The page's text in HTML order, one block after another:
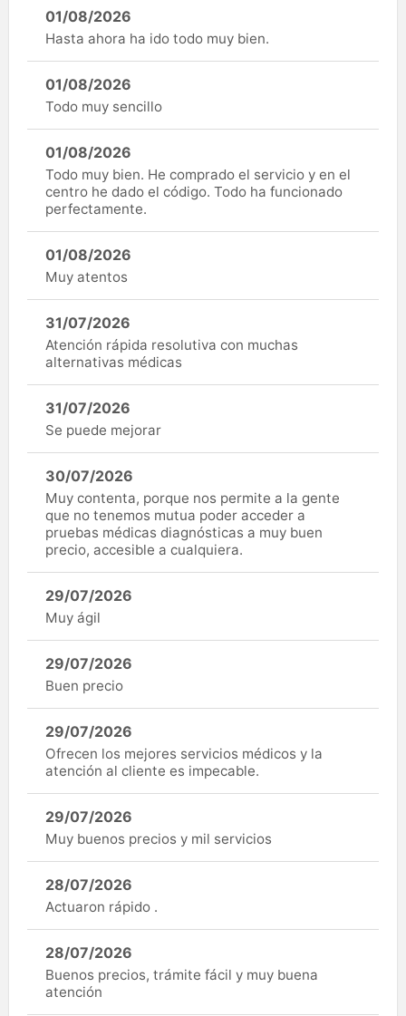
01/08/2026
Hasta ahora ha ido todo muy bien.
01/08/2026
Todo muy sencillo
01/08/2026
Todo muy bien. He comprado el servicio y en el
centro he dado el código. Todo ha funcionado
perfectamente.
01/08/2026
Muy atentos
31/07/2026
Atención rápida resolutiva con muchas
alternativas médicas
31/07/2026
Se puede mejorar
30/07/2026
Muy contenta, porque nos permite a la gente
que no tenemos mutua poder acceder a
pruebas médicas diagnósticas a muy buen
precio, accesible a cualquiera.
29/07/2026
Muy ágil
29/07/2026
Buen precio
29/07/2026
Ofrecen los mejores servicios médicos y la
atención al cliente es impecable.
29/07/2026
Muy buenos precios y mil servicios
28/07/2026
Actuaron rápido .
28/07/2026
Buenos precios, trámite fácil y muy buena
atención